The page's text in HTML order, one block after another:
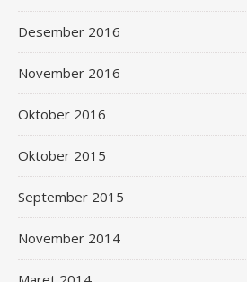
Desember 2016
November 2016
Oktober 2016
Oktober 2015
September 2015
November 2014